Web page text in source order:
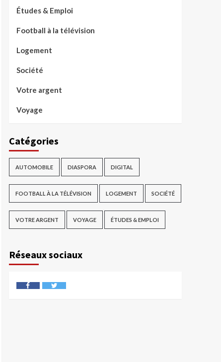
Études & Emploi
Football à la télévision
Logement
Société
Votre argent
Voyage
Catégories
AUTOMOBILE DIASPORA DIGITAL
FOOTBALL À LA TÉLÉVISION LOGEMENT SOCIÉTÉ
VOTRE ARGENT VOYAGE ÉTUDES & EMPLOI
Réseaux sociaux